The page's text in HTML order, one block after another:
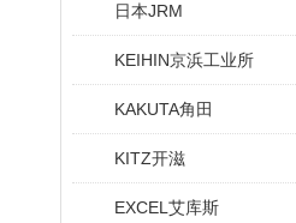
日本JRM
KEIHIN京浜工业所
KAKUTA角田
KITZ开滋
EXCEL艾库斯